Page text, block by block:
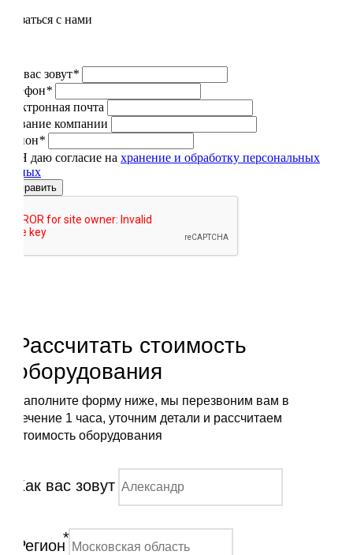
Связаться с нами
Как вас зовут*
Телефон*
Электронная почта
Название компании
Регион*
Я даю согласие на хранение и обработку персональных
данных
Отправить
Рассчитать стоимость
оборудования
Заполните форму ниже, мы перезвоним вам в
течение 1 часа, уточним детали и рассчитаем
стоимость оборудования
Как вас зовут
Регион*